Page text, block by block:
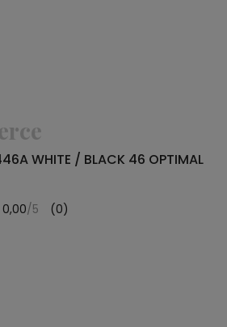
WHITE / BLACK 46 OPTIMAL
0,00/5 (0)